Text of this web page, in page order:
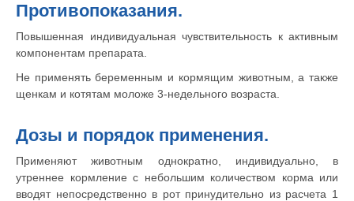
Противопоказания.
Повышенная индивидуальная чувствительность к активным
компонентам препарата.
Не применять беременным и кормящим животным, а также
щенкам и котятам моложе 3-недельного возраста.
Дозы и порядок применения.
Применяют животным однократно, индивидуально, в
утреннее кормление с небольшим количеством корма или
вводят непосредственно в рот принудительно из расчета 1